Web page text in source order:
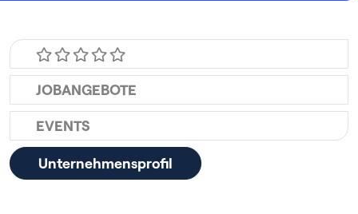
JOBANGEBOTE
EVENTS
Unternehmensprofil